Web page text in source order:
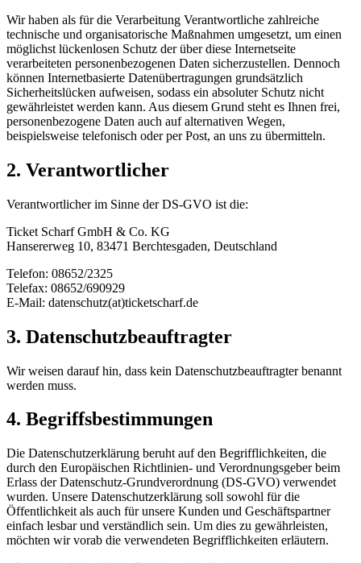
Wir haben als für die Verarbeitung Verantwortliche zahlreiche
technische und organisatorische Maßnahmen umgesetzt, um einen
möglichst lückenlosen Schutz der über diese Internetseite
verarbeiteten personenbezogenen Daten sicherzustellen. Dennoch
können Internetbasierte Datenübertragungen grundsätzlich
Sicherheitslücken aufweisen, sodass ein absoluter Schutz nicht
gewährleistet werden kann. Aus diesem Grund steht es Ihnen frei,
personenbezogene Daten auch auf alternativen Wegen,
beispielsweise telefonisch oder per Post, an uns zu übermitteln.
2. Verantwortlicher
Verantwortlicher im Sinne der DS-GVO ist die:
Ticket Scharf GmbH & Co. KG
Hansererweg 10, 83471 Berchtesgaden, Deutschland
Telefon: 08652/2325
Telefax: 08652/690929
E-Mail: datenschutz(at)ticketscharf.de
3. Datenschutzbeauftragter
Wir weisen darauf hin, dass kein Datenschutzbeauftragter benannt
werden muss.
4. Begriffsbestimmungen
Die Datenschutzerklärung beruht auf den Begrifflichkeiten, die
durch den Europäischen Richtlinien- und Verordnungsgeber beim
Erlass der Datenschutz-Grundverordnung (DS-GVO) verwendet
wurden. Unsere Datenschutzerklärung soll sowohl für die
Öffentlichkeit als auch für unsere Kunden und Geschäftspartner
einfach lesbar und verständlich sein. Um dies zu gewährleisten,
möchten wir vorab die verwendeten Begrifflichkeiten erläutern.